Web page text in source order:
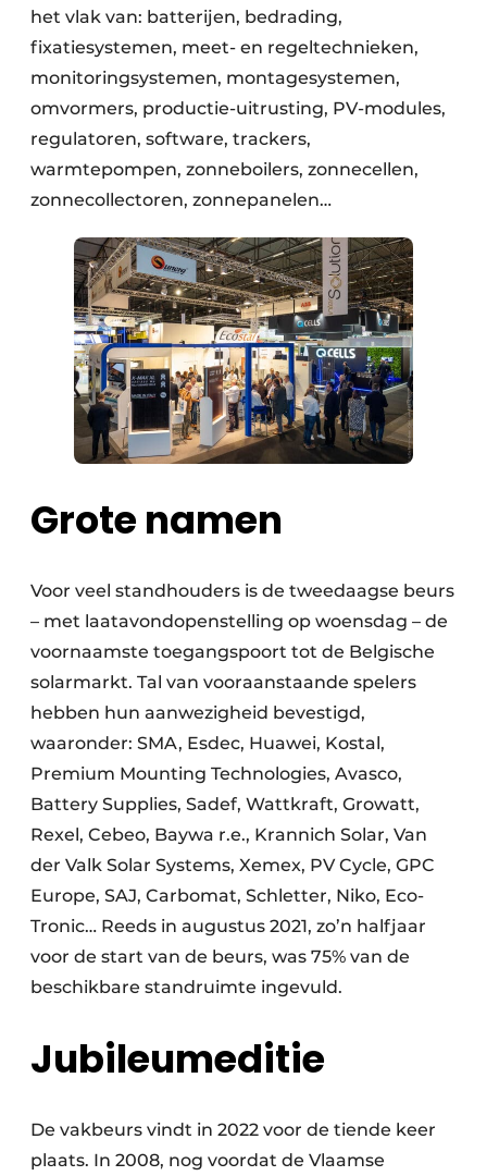
het vlak van: batterijen, bedrading,
fixatiesystemen, meet- en regeltechnieken,
monitoringsystemen, montagesystemen,
omvormers, productie-uitrusting, PV-modules,
regulatoren, software, trackers,
warmtepompen, zonneboilers, zonnecellen,
zonnecollectoren, zonnepanelen…
Grote namen
Voor veel standhouders is de tweedaagse beurs
– met laatavondopenstelling op woensdag – de
voornaamste toegangspoort tot de Belgische
solarmarkt. Tal van vooraanstaande spelers
hebben hun aanwezigheid bevestigd,
waaronder: SMA, Esdec, Huawei, Kostal,
Premium Mounting Technologies, Avasco,
Battery Supplies, Sadef, Wattkraft, Growatt,
Rexel, Cebeo, Baywa r.e., Krannich Solar, Van
der Valk Solar Systems, Xemex, PV Cycle, GPC
Europe, SAJ, Carbomat, Schletter, Niko, Eco-
Tronic… Reeds in augustus 2021, zo’n halfjaar
voor de start van de beurs, was 75% van de
beschikbare standruimte ingevuld.
Jubileumeditie
De vakbeurs vindt in 2022 voor de tiende keer
plaats. In 2008, nog voordat de Vlaamse